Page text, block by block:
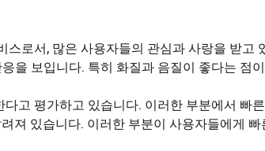
로서, 많은 사용자들의 관심과 사랑을 받
을 보입니다. 특히 화질과 음질이 좋다는 점
고 평가하고 있습니다. 이러한 부분에서
져 있습니다. 이러한 부분이 사용자들에게